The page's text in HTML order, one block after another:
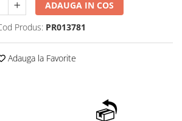
ADAUGA IN COS
Produs: PR013781
Adauga la Favorite